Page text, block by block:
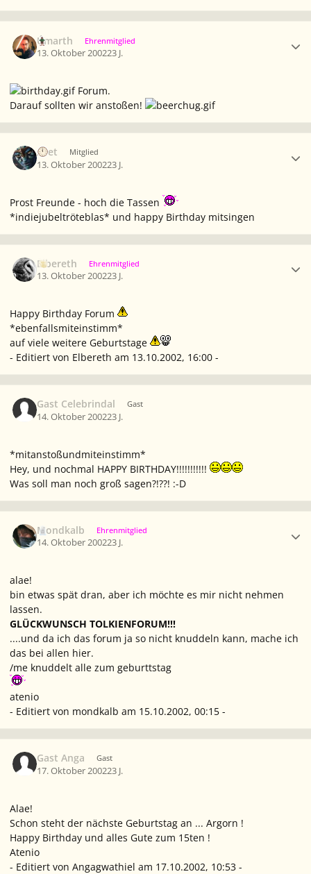
Úmarth Ehrenmitglied
13. Oktober 200223 J.
Forum.
Darauf sollten wir anstoßen!
Aset Mitglied
13. Oktober 200223 J.
Prost Freunde - hoch die Tassen
*indiejubeltröteblas* und happy Birthday mitsingen
Elbereth Ehrenmitglied
13. Oktober 200223 J.
Happy Birthday Forum
*ebenfallsmiteinstimm*
auf viele weitere Geburtstage
- Editiert von Elbereth am 13.10.2002, 16:00 -
Gast Celebrindal Gast
14. Oktober 200223 J.
*mitanstoßundmiteinstimm*
Hey, und nochmal HAPPY BIRTHDAY!!!!!!!!!!!
Was soll man noch groß sagen?!??! :-D
Mondkalb Ehrenmitglied
14. Oktober 200223 J.
alae!
bin etwas spät dran, aber ich möchte es mir nicht nehmen
lassen.
GLÜCKWUNSCH TOLKIENFORUM!!!
....und da ich das forum ja so nicht knuddeln kann, mache ich
das bei allen hier.
/me knuddelt alle zum geburttstag
atenio
- Editiert von mondkalb am 15.10.2002, 00:15 -
Gast Anga Gast
17. Oktober 200223 J.
Alae!
Schon steht der nächste Geburtstag an ... Argorn !
Happy Birthday und alles Gute zum 15ten !
Atenio
- Editiert von Angagwathiel am 17.10.2002, 10:53 -